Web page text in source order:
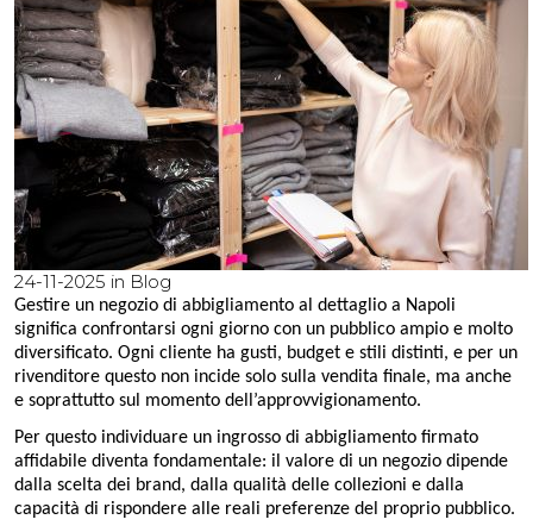
24-11-2025 in Blog
Gestire un negozio di abbigliamento al dettaglio a Napoli
significa confrontarsi ogni giorno con un pubblico ampio e molto
diversificato. Ogni cliente ha gusti, budget e stili distinti, e per un
rivenditore questo non incide solo sulla vendita finale, ma anche
e soprattutto sul momento dell’approvvigionamento.
Per questo individuare un ingrosso di abbigliamento firmato
affidabile diventa fondamentale: il valore di un negozio dipende
dalla scelta dei brand, dalla qualità delle collezioni e dalla
capacità di rispondere alle reali preferenze del proprio pubblico.